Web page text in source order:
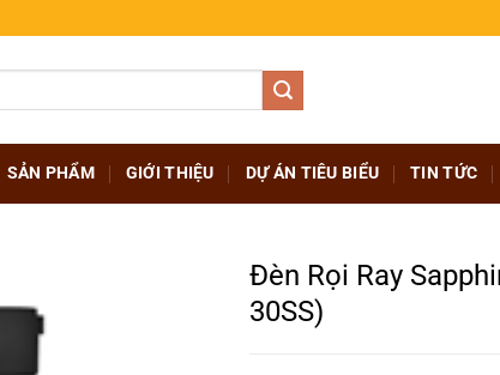
SẢN PHẨM GIỚI THIỆU DỰ ÁN TIÊU BIỂU TIN TỨC
Đèn Rọi Ray
30SS)